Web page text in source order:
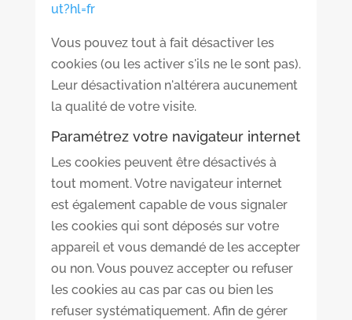
ut?hl=fr
Vous pouvez tout à fait désactiver les
cookies (ou les activer s'ils ne le sont pas).
Leur désactivation n'altérera aucunement
la qualité de votre visite.
Paramétrez votre navigateur internet
Les cookies peuvent être désactivés à
tout moment. Votre navigateur internet
est également capable de vous signaler
les cookies qui sont déposés sur votre
appareil et vous demandé de les accepter
ou non. Vous pouvez accepter ou refuser
les cookies au cas par cas ou bien les
refuser systématiquement. Afin de gérer